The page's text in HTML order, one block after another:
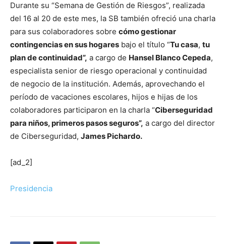
Durante su “Semana de Gestión de Riesgos”, realizada
del 16 al 20 de este mes, la SB también ofreció una charla
para sus colaboradores sobre cómo gestionar
contingencias en sus hogares bajo el título “Tu casa, tu
plan de continuidad”, a cargo de Hansel Blanco Cepeda,
especialista senior de riesgo operacional y continuidad
de negocio de la institución. Además, aprovechando el
período de vacaciones escolares, hijos e hijas de los
colaboradores participaron en la charla “Ciberseguridad
para niños, primeros pasos seguros”, a cargo del director
de Ciberseguridad, James Pichardo.
[ad_2]
Presidencia